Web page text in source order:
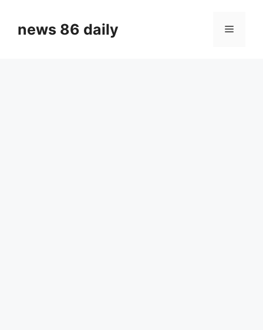
contentnews 86 daily Menu